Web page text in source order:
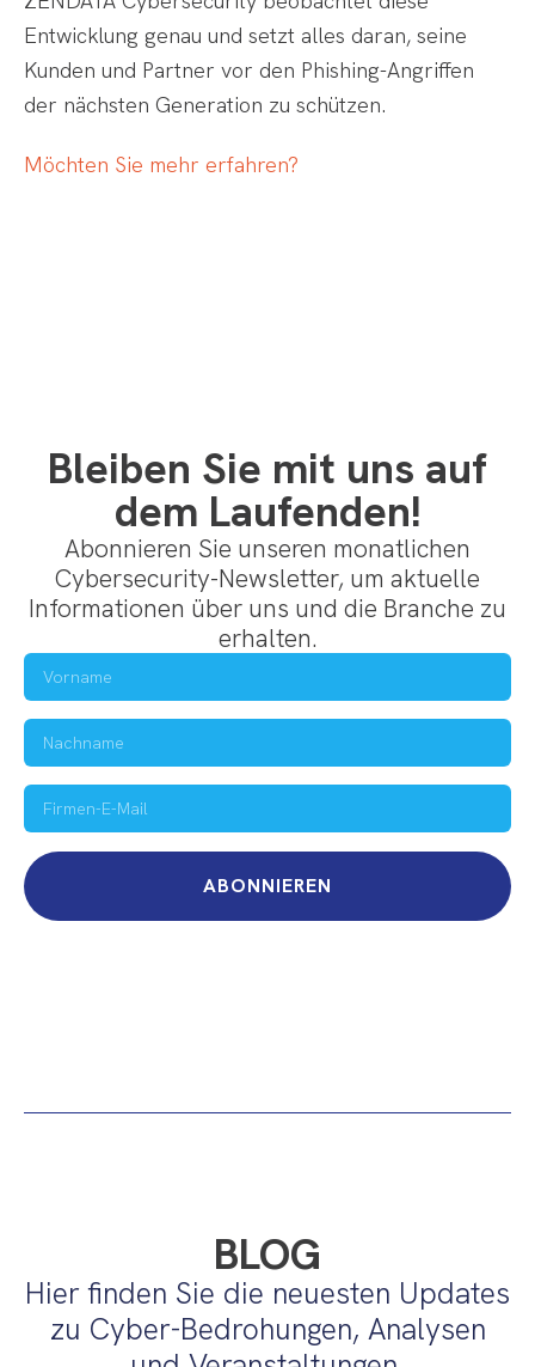
Entwicklung genau und setzt alles daran, seine
Kunden und Partner vor den Phishing-Angriffen
der nächsten Generation zu schützen.
Möchten Sie mehr erfahren?
Bleiben Sie mit uns auf
dem Laufenden!
Abonnieren Sie unseren monatlichen
Cybersecurity-Newsletter, um aktuelle
Informationen über uns und die Branche zu
erhalten.
ABONNIEREN
BLOG
Hier finden Sie die neuesten Updates
zu Cyber-Bedrohungen, Analysen